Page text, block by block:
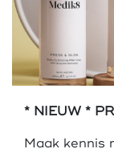
* NIEUW *
Maak kennis